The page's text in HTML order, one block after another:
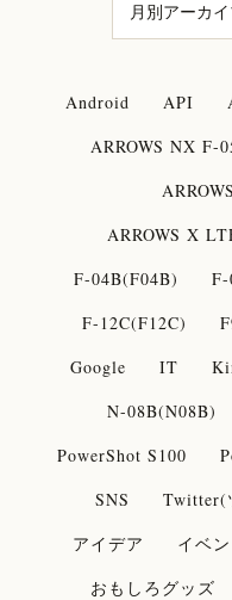
Android API
ARROWS NX F-
ARROWS X
F-04B(F04B)
F-12C(F12C)
Google
IT
N-08B(N08B)
PowerShot S100
SNS
Twitter(
アイデア
イベン
おもしろグッズ